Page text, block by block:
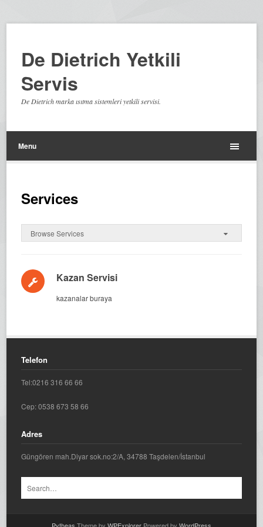
De Dietrich Yetkili
Servis
De Dietrich marka ısıtma sistemleri yetkili servisi.
Menu
Services
Browse Services
Kazan Servisi
kazanalar buraya
Telefon
Tel:0216 316 66 66
Cep: 0538 673 58 66
Adres
Güngören mah.Diyar sok.no:2/A, 34788 Taşdelen/İstanbul